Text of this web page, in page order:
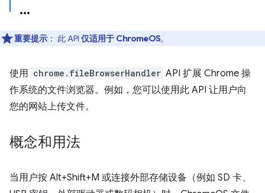
重要提示 ： 此 API 仅适用于 ChromeOS。
使用 chrome.fileBrowserHandler API 扩展 Chrome 操
作系统的文件浏览器。例如，您可以使用此 API 让用户向
您的网站上传文件。
概念和用法
当用户按 Alt+Shift+M 或连接外部存储设备（例如 SD 卡、